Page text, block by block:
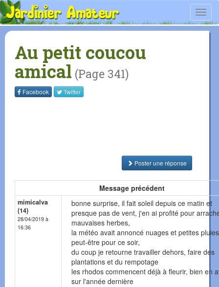
Au petit coucou
amical (Page 341)
Facebook Twitter
Poster une réponse
Message précédent
mimicalva
(14)
28/04/2019 à
16:36
bonne surprise, il fait soleil depuis ce matin et
presque pas de vent, j'en ai profité pour
mauvaises herbes,
la météo avait annoncé nuages et petites
peut-être pour ce soir,
du coup je retourne travailler dehors, faire des
plantations et du rempotage
les rhodos commencent déjà à fleurir, bien en
sur l'année dernière